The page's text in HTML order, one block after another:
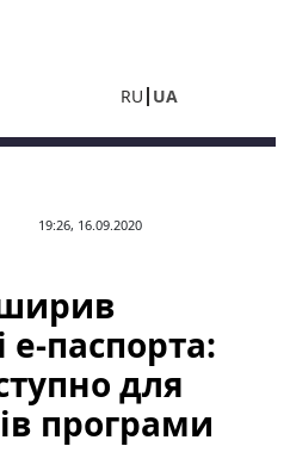
RU UA
19:26, 16.09.2020
паспорта:
для
програми